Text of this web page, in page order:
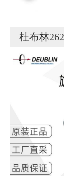
杜布林